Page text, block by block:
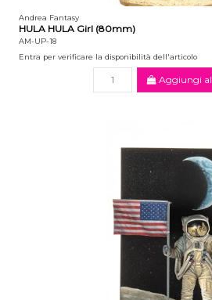
Andrea Fantasy
HULA HULA Girl (80mm)
AM-UP-18
Entra per verificare la disponibilità dell'articolo
Aggiungi